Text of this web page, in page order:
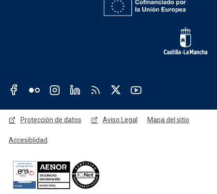
Redes sociales JCCM
Menú legal
Protección de datos Aviso Legal Mapa del sitio
Accesiblidad